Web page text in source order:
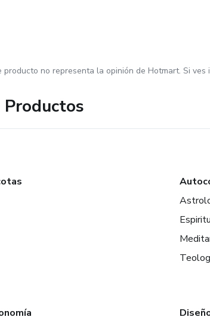
producto no representa la opinión de Hotmart. Si ves